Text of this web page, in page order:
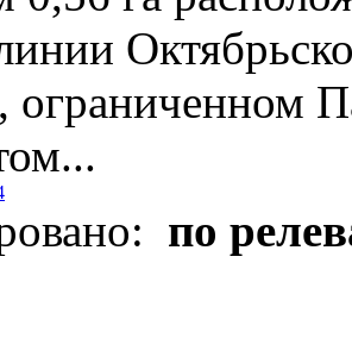
ограниченном
по